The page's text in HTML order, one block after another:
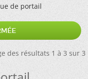
de portail
des résultats 1 à 3 sur 3